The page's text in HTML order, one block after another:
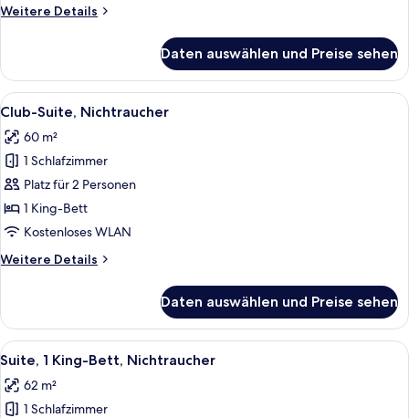
anzeigen
Weitere Details
Weitere
Doppelzimmer,
Nichtraucher,
Küche
Daten auswählen und Preise sehen
Alle
Fotos
für
Club-
Suite,
Nichtraucher
anzeigen
Ein modernes Hotelzimmer mit
5
Club-Suite, Nichtraucher
60 m²
1 Schlafzimmer
Platz für 2 Personen
1 King-Bett
Kostenloses WLAN
Weitere Details
Weitere
Suite,
Nichtraucher
Daten auswählen und Preise sehen
Alle
Fotos
für
Suite,
Ein modernes Hotelzimmer mit
5
Suite, 1 King-Bett, Nichtraucher
62 m²
1 Schlafzimmer